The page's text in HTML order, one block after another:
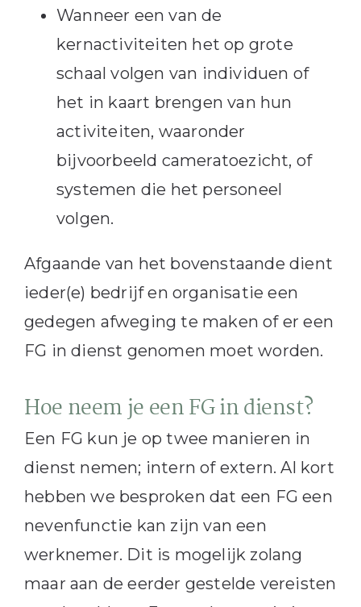
Wanneer een van de
kernactiviteiten het op grote
schaal volgen van individuen of
het in kaart brengen van hun
activiteiten, waaronder
bijvoorbeeld cameratoezicht, of
systemen die het personeel
volgen.
Afgaande van het bovenstaande dient
ieder(e) bedrijf en organisatie een
gedegen afweging te maken of er een
FG in dienst genomen moet worden.
Hoe neem je een FG in dienst?
Een FG kun je op twee manieren in
dienst nemen; intern of extern. Al kort
hebben we besproken dat een FG een
nevenfunctie kan zijn van een
werknemer. Dit is mogelijk zolang
maar aan de eerder gestelde vereisten